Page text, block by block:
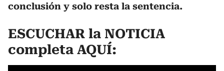
conclusión y solo resta la sentencia.
ESCUCHAR la NOTICIA
completa AQUÍ: